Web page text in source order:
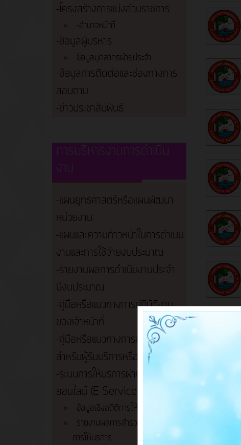
ข่าวเด่น
-โครงสร้างการแบ่งส่วนราชการ
-อำนาจหน้าที่
-ข้อมูลผู้บริหาร
ข้อมูลบุคลากรฝ่ายประจำ
-ข้อมูลการติดต่อและช่องทางการ
สอบถาม
-ข่าวประชาสัมพันธ์
การบริหารงานการดำเนิน
งาน
-แผนยุทธศาสตร์หรือแผนพัฒนา
หน่วยงาน
-แผนและความก้าวหน้าในการดำเนิน
งานและการใช้จ่ายงบประมาณ
-รายงานผลการดำเนินงานประจำ
ปีงบประมาณ
-คู่มือหรือแนวทางการปฏิบัติงาน
ของเจ้าหน้าที่
-คู่มือหรือแนวทางการขอรับบริการ
สำหรับผู้รับบริการหรือผู้มาติดต่อ
-ระบบการให้บริการผ่านซ่องทาง
ออนไลน์ (E-Service)
ข้อมูลเชิงสถิติการให้บริการ
รายงานผลการสำรวจความพึงพอใจ
การให้บริการ